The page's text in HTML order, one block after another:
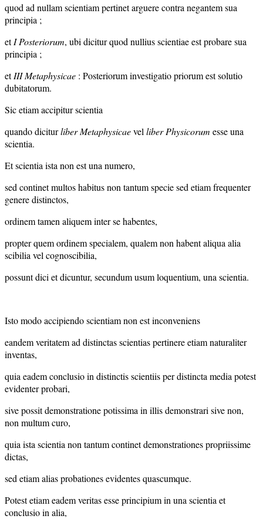
quod ad nullam scientiam pertinet arguere contra negantem sua
principia ;
etI Posteriorum, ubi dicitur quod nullius scientiae est probare sua
principia ;
etIII Metaphysicae : Posteriorum investigatio priorum est solutio
dubitatorum.
Sic etiam accipitur scientia
quando diciturliber Metaphysicaevel liber Physicorum esse una
scientia.
Et scientia ista non est una numero,
sed continet multos habitus non tantum specie sed etiam frequenter
genere distinctos,
ordinem tamen aliquem inter se habentes,
propter quem ordinem specialem, qualem non habent aliqua alia
scibilia vel cognoscibilia,
possunt dici et dicuntur, secundum usum loquentium, una scientia.
Isto modo accipiendo scientiam non est inconveniens
eandem veritatem ad distinctas scientias pertinere etiam naturaliter
inventas,
quia eadem conclusio in distinctis scientiis per distincta media potest
evidenter probari,
sive possit demonstratione potissima in illis demonstrari sive non,
non multum curo,
quia ista scientia non tantum continet demonstrationes propriissime
dictas,
sed etiam alias probationes evidentes quascumque.
Potest etiam eadem veritas esse principium in una scientia et
conclusio in alia,